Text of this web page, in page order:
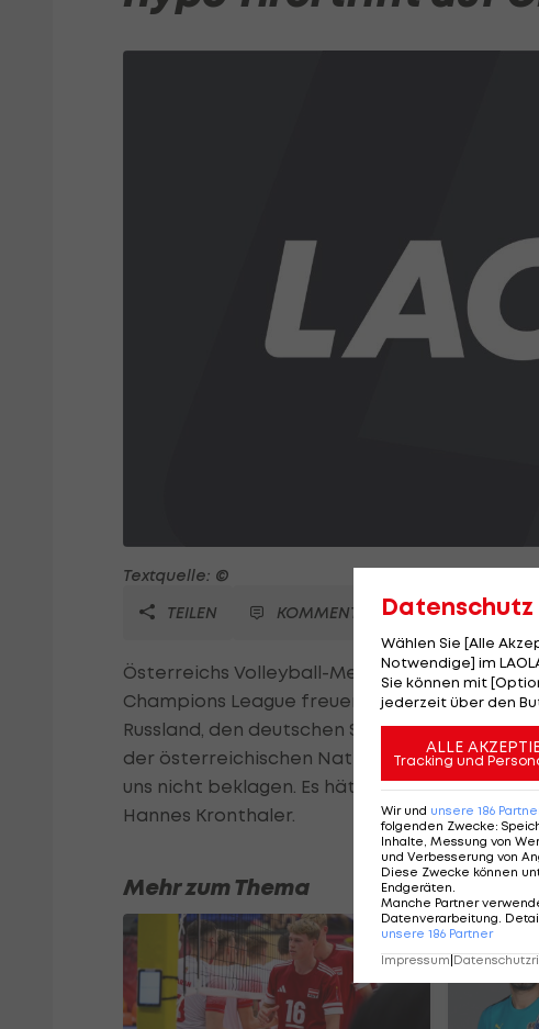
Textquelle: ©
TEILEN
KOMMENTARE
Österreichs Volleyball-Meister Hypo Tirol
Champions League freuen. Die Tiroler
Russland, den deutschen Spitzenverein VfB
der österreichischen Nationalmannschaft
uns nicht beklagen. Es hätte schwierigere
Hannes Kronthaler.
Mehr zum Thema
Datenschutz
Wählen Sie [Alle
Notwendige] im
Sie können mit
jederzeit über den
ALLE
Tracking und
Wir und unsere 186
folgenden Zwecke:
Inhalte, Messung von
und Verbesserung von
Diese Zwecke können
Endgeräten
Manche Partner
Datenverarbeitung.
unsere 186 Partner
Impressum|